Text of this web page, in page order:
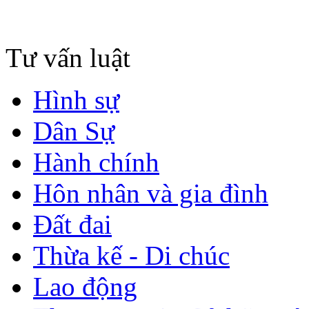
Tư vấn luật
Hình sự
Dân Sự
Hành chính
Hôn nhân và gia đình
Đất đai
Thừa kế - Di chúc
Lao động